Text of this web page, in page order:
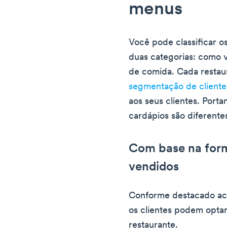
menus
Você pode classificar
duas categorias: como
de comida. Cada
segmentação de
aos seus clientes.
cardápios são
Com base na
vendidos
Conforme destacado
os clientes podem
restaurante.